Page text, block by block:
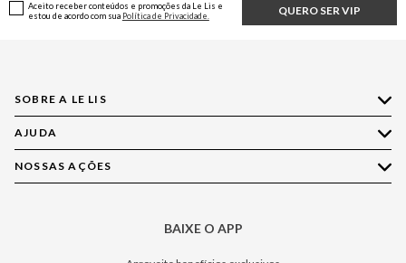
QUERO SER VIP
Aceito receber conteúdos e promoções da Le Lis e
estou de acordo com sua Política de Privacidade.
SOBRE A LE LIS
Quem Somos
Nossas Lojas
Política de Privacidade
AJUDA
Compre pelo WhatsApp
Central de Relacionamento
NOSSAS AÇÕES
BAIXE O APP